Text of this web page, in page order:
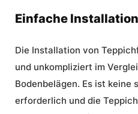
Einfache
Die Installation von
und unkompliziert im
Bodenbelägen. Es ist keine
erforderlich und die